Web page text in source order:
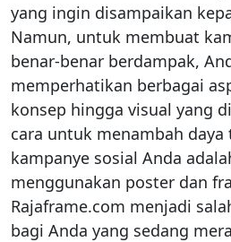
yang ingin disampaikan
Namun, untuk membuat
benar-benar berdampak,
memperhatikan berbagai
konsep hingga visual yang
cara untuk menambah daya
kampanye sosial Anda
menggunakan poster dan
Rajaframe.com menjadi
bagi Anda yang sedang